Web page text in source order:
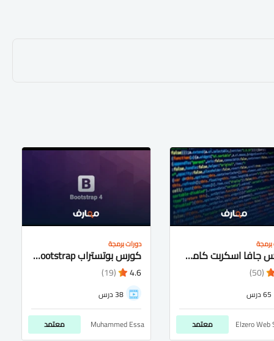
كورس جافا اسكربت كامل شرح عربى للمبتدئيين
(50)
65 درس
Elzero Web معتمد
دورات برمجة
كورس بوتستراب bootstrap شرح عربى كامل للمتبدئيين
4.6
(19)
38 درس
Muhammed Essa معتمد